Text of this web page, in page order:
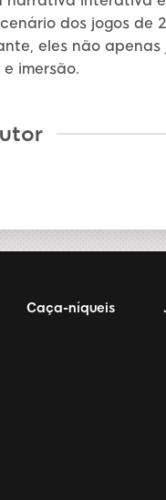
dos jogos de
eles não
imersão.
Caça-níqueis